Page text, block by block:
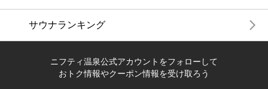
サウナランキング
ニフティ温泉公式アカウントをフォローして
おトク情報やクーポン情報を受け取ろう